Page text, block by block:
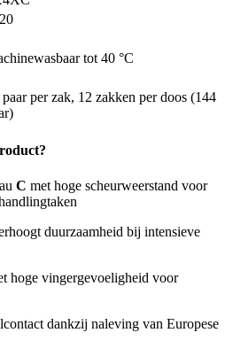
tot 40 °C
paar per zak, 12 zakken per doos (144
C met hoge scheurweerstand voor
duurzaamheid bij intensieve
hoge vingergevoeligheid voor
dankzij naleving van Europese